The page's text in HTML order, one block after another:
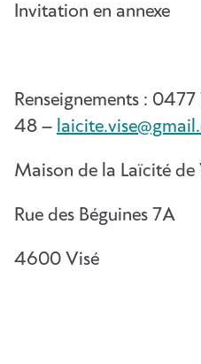
Invitation en annexe
Renseignements :
48 –
Maison de la Laïcité de
Rue des Béguines 7A
4600 Visé